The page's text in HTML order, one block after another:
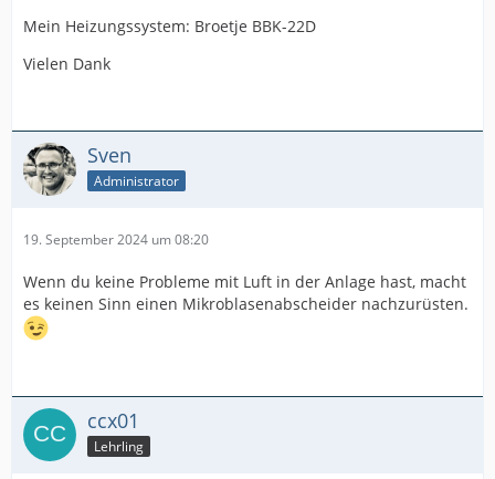
Mein Heizungssystem: Broetje BBK-22D
Vielen Dank
Sven
Administrator
19. September 2024 um 08:20
Wenn du keine Probleme mit Luft in der Anlage hast, macht
es keinen Sinn einen Mikroblasenabscheider nachzurüsten.
ccx01
Lehrling